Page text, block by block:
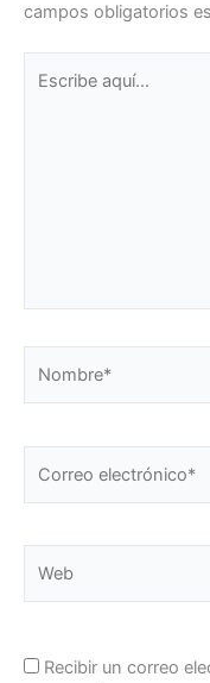
campos obligatorios
aquí...
electrónico*
Recibir un correo